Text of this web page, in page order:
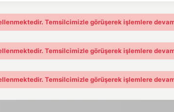
Temsilcimizle görüşerek işlemlere
Temsilcimizle görüşerek işlemlere
Temsilcimizle görüşerek işlemlere